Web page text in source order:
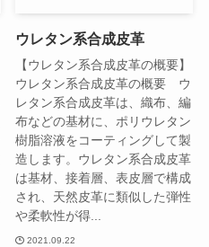
ウレタン系合成皮革
【ウレタン系合成皮革の概要】
ウレタン系合成皮革の概要 ウ
レタン系合成皮革は、織布、編
布などの基材に、ポリウレタン
樹脂溶液をコーティングして製
造します。ウレタン系合成皮革
は基材、接着層、表皮層で構成
され、天然皮革に類似した弾性
や柔軟性が得...
2021.09.22